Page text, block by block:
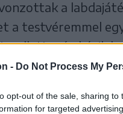
- Do Not Process My
opt-out of the sale, sharing
for targeted
a
a testvéremmel
még
hozzájárultak
hogy
is. Ez a